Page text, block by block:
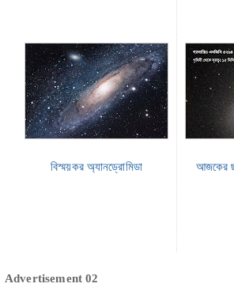
বিস্ময়কর অ্যানড্রোমিডা
আজকের
Advertisement 02